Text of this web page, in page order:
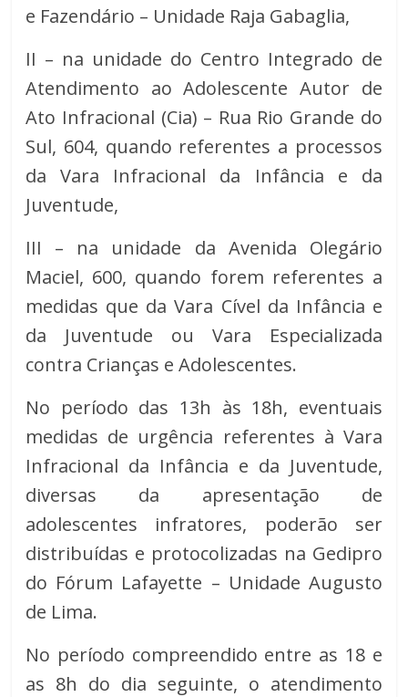
e Fazendário – Unidade Raja Gabaglia,
II – na unidade do Centro Integrado de
Atendimento ao Adolescente Autor de
Ato Infracional (Cia) – Rua Rio Grande do
Sul, 604, quando referentes a processos
da Vara Infracional da Infância e da
Juventude,
III – na unidade da Avenida Olegário
Maciel, 600, quando forem referentes a
medidas que da Vara Cível da Infância e
da Juventude ou Vara Especializada
contra Crianças e Adolescentes.
No período das 13h às 18h, eventuais
medidas de urgência referentes à Vara
Infracional da Infância e da Juventude,
diversas da apresentação de
adolescentes infratores, poderão ser
distribuídas e protocolizadas na Gedipro
do Fórum Lafayette – Unidade Augusto
de Lima.
No período compreendido entre as 18 e
as 8h do dia seguinte, o atendimento